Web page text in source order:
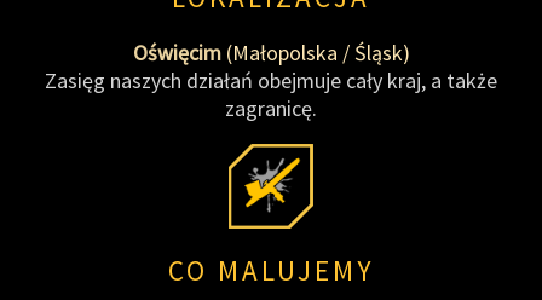
Oświęcim (Małopolska / Śląsk)
Zasięg naszych działań obejmuje cały kraj, a także
zagranicę.
CO MALUJEMY